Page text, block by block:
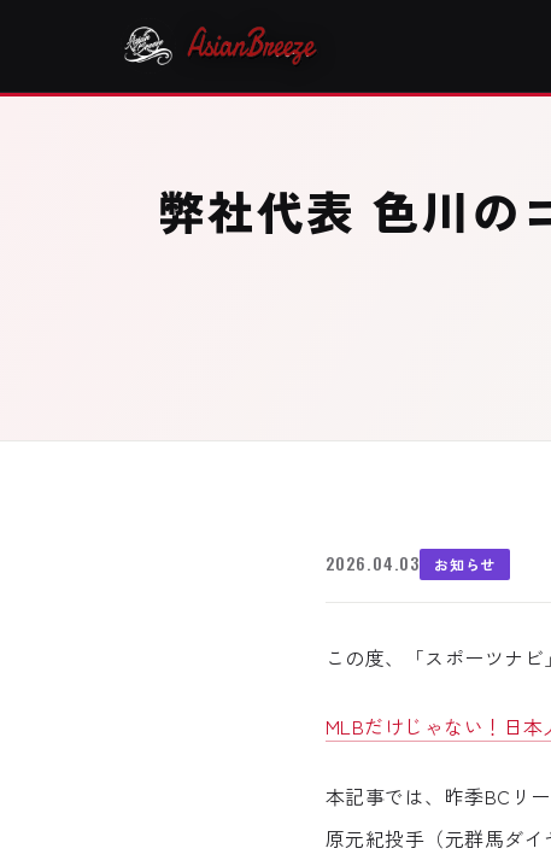
弊社代表 色川の
2026.04.03 お知らせ
この度、「スポーツナ
MLBだけじゃない！日
本記事では、昨季BCリ
原元紀投手（元群馬ダ